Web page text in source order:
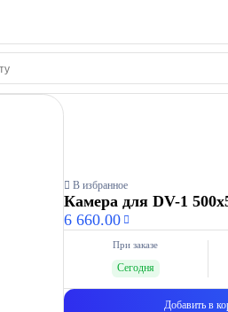
В избранное
Камера для DV-1
6 660.00
При заказе
Сегодня
Добавить в